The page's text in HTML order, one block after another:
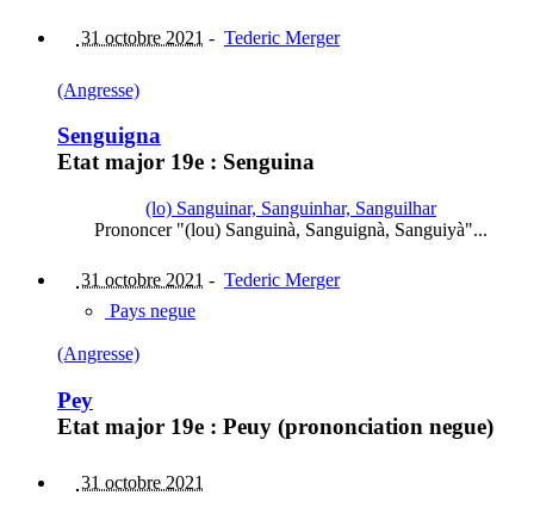
31 octobre 2021 - Tederic Merger
(Angresse)
Senguigna
Etat major 19e : Senguina
(lo) Sanguinar, Sanguinhar, Sanguilhar
Prononcer "(lou) Sanguinà, Sanguignà, Sanguiyà"...
31 octobre 2021 - Tederic Merger
Pays negue
(Angresse)
Pey
Etat major 19e : Peuy (prononciation negue)
31 octobre 2021